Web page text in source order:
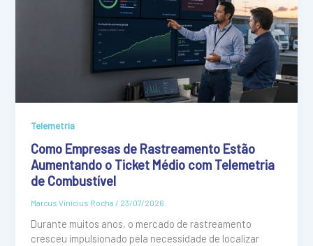
Telemetria
Como Empresas de Rastreamento Estão
Aumentando o Ticket Médio com Telemetria
de Combustível
Marcus Vinícius Rocha / 23/07/2026
Durante muitos anos, o mercado de rastreamento
cresceu impulsionado pela necessidade de localizar